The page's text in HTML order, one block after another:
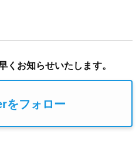
くお知らせいたします。
をフォロー